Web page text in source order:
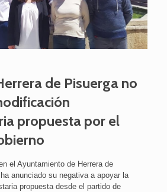
de Pisuerga no
propuesta por el
el Ayuntamiento de Herrera de
anunciado su negativa a apoyar la
propuesta desde el partido de